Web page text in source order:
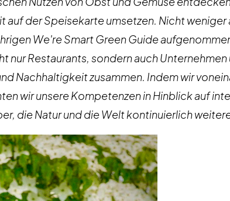
der Speisekarte umsetzen. Nicht weniger
We're Smart Green Guide
nur Restaurants, sondern auch Unternehmen
Nachhaltigkeit zusammen. Indem wir
wir unsere Kompetenzen in Hinblick auf
die Natur und die Welt kontinuierlich